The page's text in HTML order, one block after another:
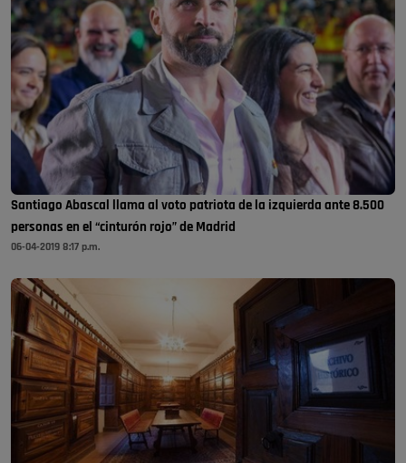
Santiago Abascal llama al voto patriota de la izquierda ante 8.500
personas en el “cinturón rojo” de Madrid
06-04-2019 8:17 p.m.